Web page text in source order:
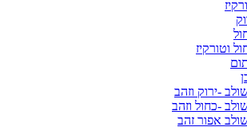
וטורקיז
-ירוק וזהב
-כחול וזהב
אפור זהב